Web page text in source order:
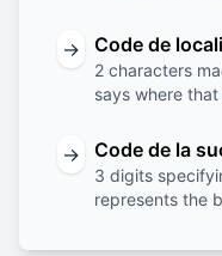
→ Code de
2 characters
says where
→ Code de la
3 digits
represents the